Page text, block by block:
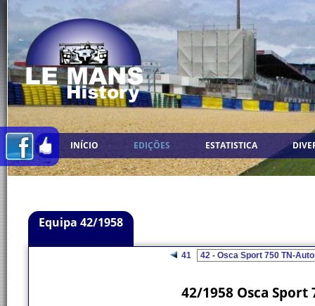
INÍCIO EDIÇÕES ESTATISTICA
Equipa 42/1958
41
42/1958 Osca